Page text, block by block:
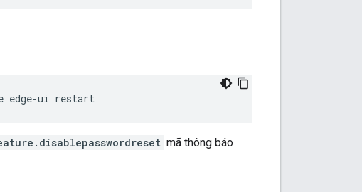
edge-ui restart
mã thông báo